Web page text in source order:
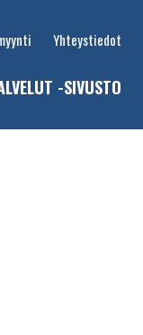
Yhteystiedot
-SIVUSTO